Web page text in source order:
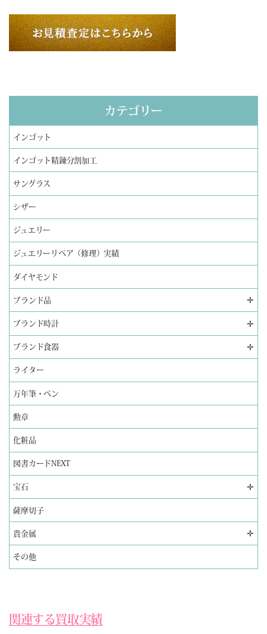
カテゴリー
インゴット
インゴット精錬分割加工
サングラス
シザー
ジュエリー
ジュエリーリペア（修理）実績
ダイヤモンド
ブランド品 ✛
ブランド時計 ✛
ブランド食器 ✛
ライター
万年筆・ペン
勲章
化粧品
図書カードNEXT
宝石 ✛
薩摩切子
貴金属 ✛
その他
関連する買取実績